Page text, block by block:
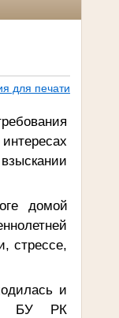
для печати
домой
стрессе,
и
БУ РК